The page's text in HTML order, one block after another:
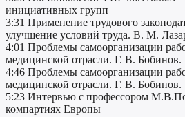
инициативных групп
3:31 Применение трудового
улучшение условий труда. В. М.
4:01 Проблемы самоорганизации
медицинской отрасли. Г. В. Бобинов.
4:46 Проблемы самоорганизации
медицинской отрасли. Г. В. Бобинов.
5:23 Интервью c профессором
компартиях Европы